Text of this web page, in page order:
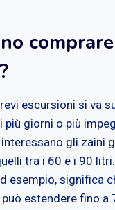
escursioni si va
più giorni o più
gli zaini
tra i 60 e i 90
esempio, significa
estendere fino a